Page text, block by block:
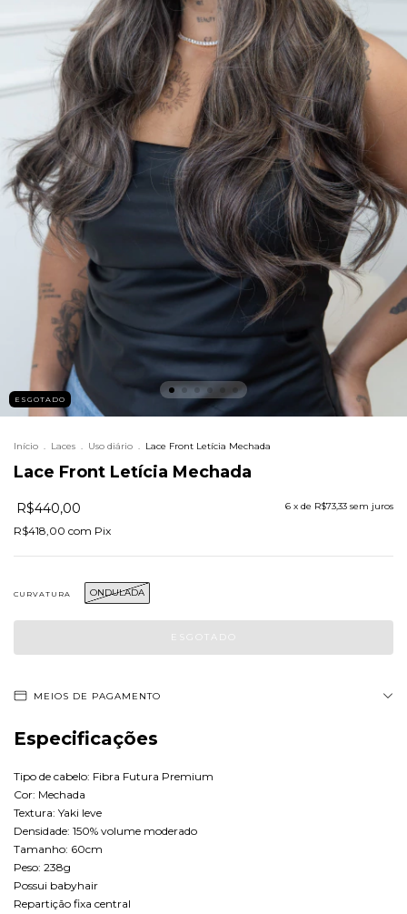
ESGOTADO
Início . Laces . Uso diário . Lace Front Letícia Mechada
Lace Front Letícia Mechada
R$440,00 6 x de R$73,33 sem juros
R$418,00 com Pix
CURVATURA ONDULADA
MEIOS DE PAGAMENTO
Especificações
Tipo de cabelo: Fibra Futura Premium
Cor: Mechada
Textura: Yaki leve
Densidade: 150% volume moderado
Tamanho: 60cm
Peso: 238g
Possui babyhair
Repartição fixa central